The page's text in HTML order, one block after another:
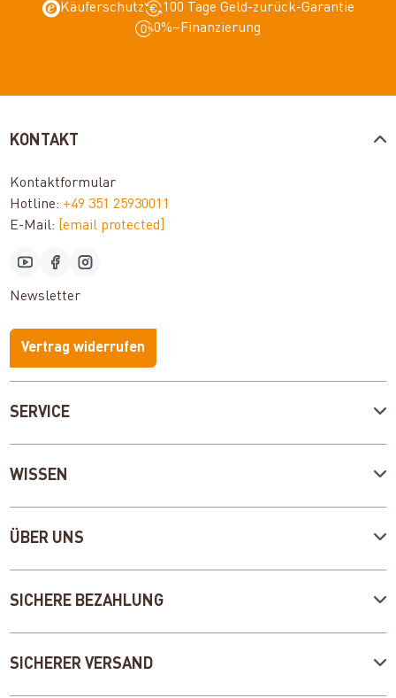
Käuferschutz
100 Tage Geld-zurück-Garantie
0%–Finanzierung
SERVICE
WISSEN
ÜBER UNS
KONTAKT
Kontaktformular
Hotline: +49 351 25930011
E-Mail:
[email protected]
Newsletter
Vertrag widerrufen
SICHERE BEZAHLUNG
SICHERER VERSAND